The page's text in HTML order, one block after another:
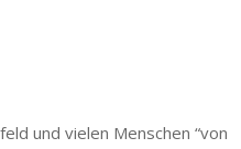
und vielen Menschen “von